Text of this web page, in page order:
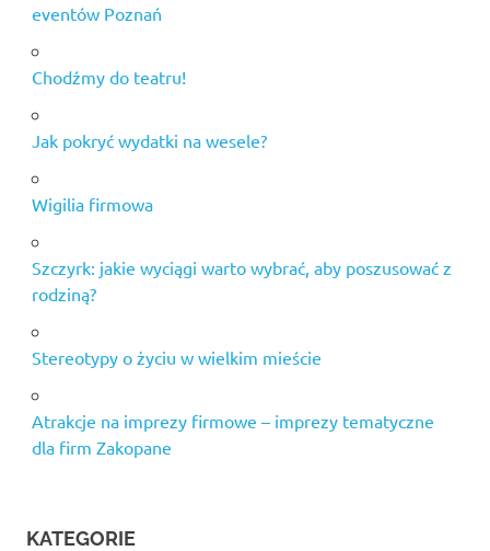
eventów Poznań
Chodźmy do teatru!
Jak pokryć wydatki na wesele?
Wigilia firmowa
Szczyrk: jakie wyciągi warto wybrać, aby poszusować z
rodziną?
Stereotypy o życiu w wielkim mieście
Atrakcje na imprezy firmowe – imprezy tematyczne
dla firm Zakopane
KATEGORIE